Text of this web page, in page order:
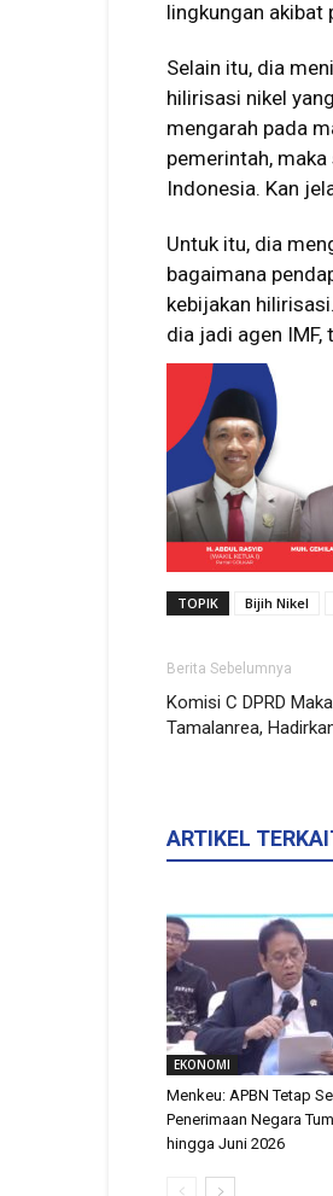
lingkungan akibat
Selain itu, dia
hilirisasi nikel
mengarah pada
pemerintah,
Indonesia. Kan
Untuk itu, dia
bagaimana
kebijakan
dia jadi agen IMF,
TOPIK Bijih Nikel
Berita Sebelumnya
Komisi C DPRD
Tamalanrea,
ARTIKEL
EKONOMI
Menkeu: APBN Tetap
Penerimaan Negara
hingga Juni 2026